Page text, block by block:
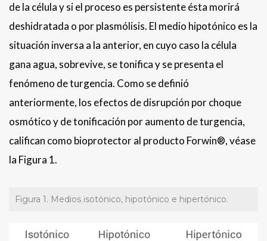
de la célula y si el proceso es persistente ésta morirá
deshidratada o por plasmólisis. El medio hipotónico es la
situación inversa a la anterior, en cuyo caso la célula
gana agua, sobrevive, se tonifica y se presenta el
fenómeno de turgencia. Como se definió
anteriormente, los efectos de disrupción por choque
osmótico y de tonificación por aumento de turgencia,
califican como bioprotector al producto Forwin®, véase
la Figura 1.
Figura 1. Medios isotónico, hipotónico e hipertónico.